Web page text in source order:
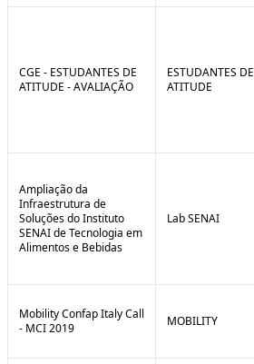
CGE - ESTUDANTES DE
ATITUDE - AVALIAÇÃO
ESTUDANTES DE
ATITUDE
Ampliação da
Infraestrutura de
Soluções do Instituto
SENAI de Tecnologia em
Alimentos e Bebidas
Lab SENAI
Mobility Confap Italy Call
- MCI 2019
MOBILITY